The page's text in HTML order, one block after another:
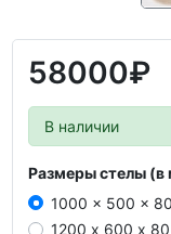
58000₽
В наличии
Размеры стелы (в
1000 x 500 x 80
1200 х 600 х 80